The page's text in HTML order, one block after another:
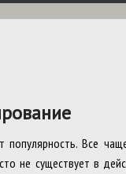
Все
не существует в